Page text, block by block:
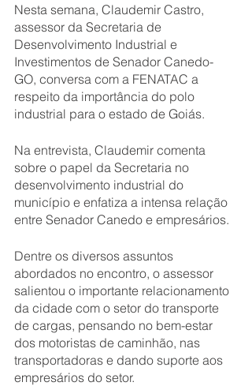
Nesta semana, Claudemir Castro,
assessor da Secretaria de
Desenvolvimento Industrial e
Investimentos de Senador Canedo-
GO, conversa com a FENATAC a
respeito da importância do polo
industrial para o estado de Goiás.
Na entrevista, Claudemir comenta
sobre o papel da Secretaria no
desenvolvimento industrial do
município e enfatiza a intensa relação
entre Senador Canedo e empresários.
Dentre os diversos assuntos
abordados no encontro, o assessor
salientou o importante relacionamento
da cidade com o setor do transporte
de cargas, pensando no bem-estar
dos motoristas de caminhão, nas
transportadoras e dando suporte aos
empresários do setor.